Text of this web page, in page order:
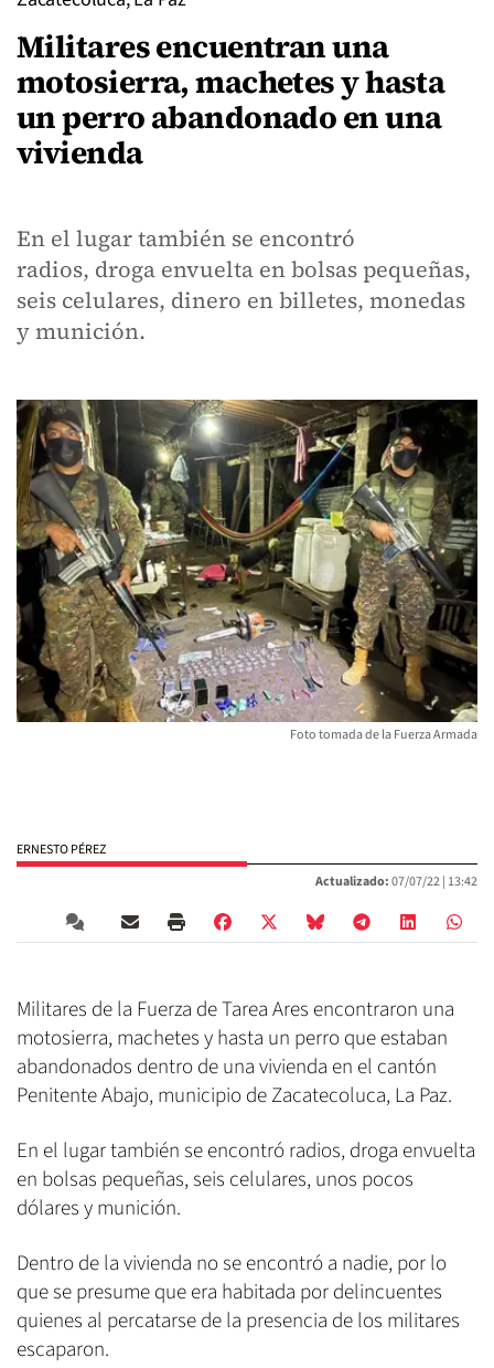
Militares encuentran una
motosierra, machetes y hasta
un perro abandonado en una
vivienda
En el lugar también se encontró
radios, droga envuelta en bolsas pequeñas,
seis celulares, dinero en billetes, monedas
y munición.
Foto tomada de la Fuerza Armada
ERNESTO PÉREZ
Actualizado:07/07/22 | 13:42
Militares de la Fuerza de Tarea Ares encontraron una
motosierra, machetes y hasta un perro que estaban
abandonados dentro de una vivienda en el cantón
Penitente Abajo, municipio de Zacatecoluca, La Paz.
En el lugar también se encontró radios, droga envuelta
en bolsas pequeñas, seis celulares, unos pocos
dólares y munición.
Dentro de la vivienda no se encontró a nadie, por lo
que se presume que era habitada por delincuentes
quienes al percatarse de la presencia de los militares
escaparon.